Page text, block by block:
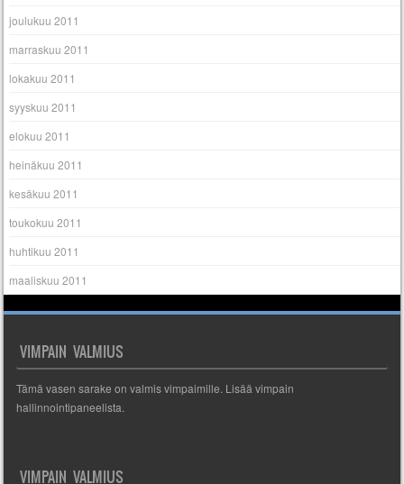
joulukuu 2011
marraskuu 2011
lokakuu 2011
syyskuu 2011
elokuu 2011
heinäkuu 2011
kesäkuu 2011
toukokuu 2011
huhtikuu 2011
maaliskuu 2011
VIMPAIN VALMIUS
Tämä vasen sarake on valmis vimpaimille. Lisää vimpain
hallinnointipaneelista.
VIMPAIN VALMIUS